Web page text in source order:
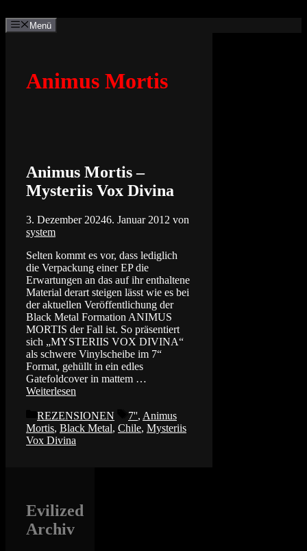
Inhalt
springen
Menü
Animus Mortis
Animus Mortis –
Mysteriis Vox Divina
3. Dezember 20246. Januar 2012 von
system
Selten kommt es vor, dass lediglich
die Verpackung einer EP die
Erwartungen an das auf ihr enthaltene
Material derart steigen lässt wie es bei
der aktuellen Veröffentlichung der
Black Metal Formation ANIMUS
MORTIS der Fall ist. So präsentiert
sich „MYSTERIIS VOX DIVINA“
als schwere Vinylscheibe im 7“
Format, gehüllt in ein edles
Gatefoldcover in mattem …
Weiterlesen
Kategorien
REZENSIONEN Schlagwörter
7'', Animus
Mortis, Black Metal, Chile, Mysteriis
Vox Divina
Evilized
Archiv